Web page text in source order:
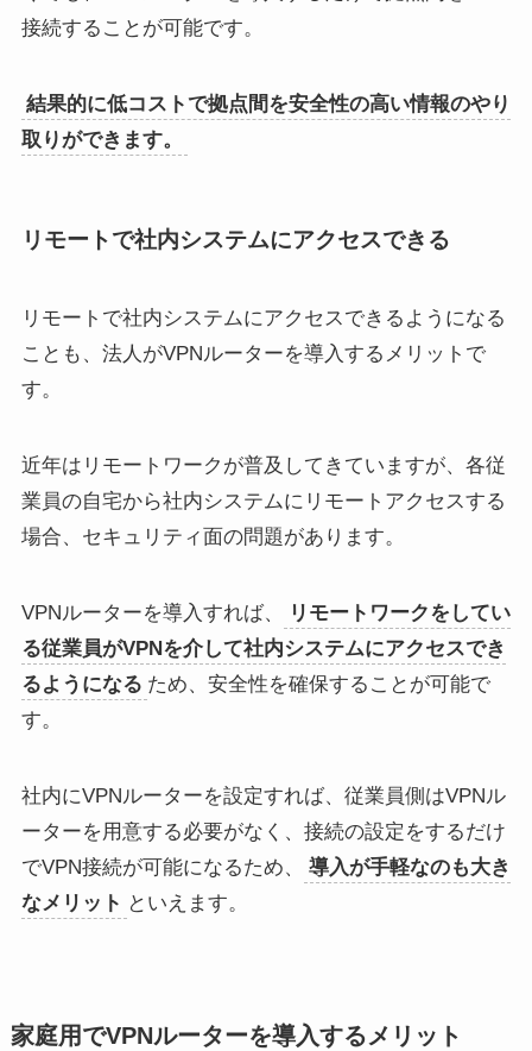
接続することが可能です。
結果的に低コストで拠点間を安全性の高い情報のやり
取りができます。
リモートで社内システムにアクセスできる
リモートで社内システムにアクセスできるようになる
ことも、法人がVPNルーターを導入するメリットで
す。
近年はリモートワークが普及してきていますが、各従
業員の自宅から社内システムにリモートアクセスする
場合、セキュリティ面の問題があります。
VPNルーターを導入すれば、
リモートワークをしてい
る従業員がVPNを介して社内システムにアクセスでき
るようになる ため、安全性を確保することが可能で
す。
社内にVPNルーターを設定すれば、従業員側はVPNル
ーターを用意する必要がなく、接続の設定をするだけ
でVPN接続が可能になるため、
導入が手軽なのも大き
なメリット といえます。
家庭用でVPNルーターを導入するメリット